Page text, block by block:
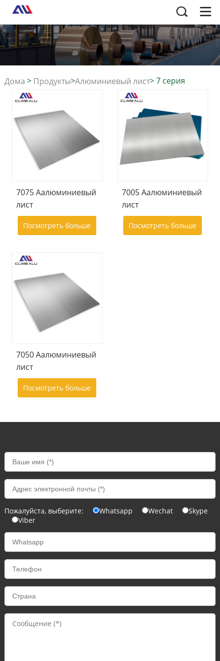
Дома > Продукты>Алюминиевый лист>7 серия
7075 Aалюминиевый
лист
Посмотреть больше
7005 Aалюминиевый
лист
Посмотреть больше
7050 Aалюминиевый
лист
Посмотреть больше
Пожалуйста, выберите: Whatsapp Wechat
Skype
Viber